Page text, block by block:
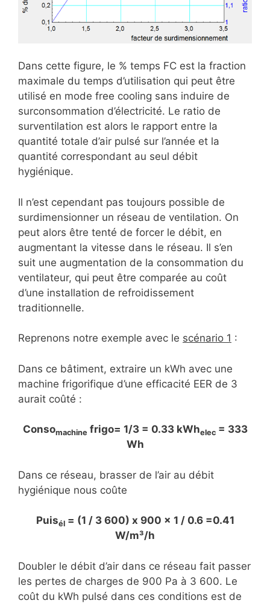
Dans cette figure, le % temps FC est la fraction
maximale du temps d’utilisation qui peut être
utilisé en mode free cooling sans induire de
surconsommation d’électricité. Le ratio de
surventilation est alors le rapport entre la
quantité totale d’air pulsé sur l’année et la
quantité correspondant au seul débit
hygiénique.
Il n’est cependant pas toujours possible de
surdimensionner un réseau de ventilation. On
peut alors être tenté de forcer le débit, en
augmentant la vitesse dans le réseau. Il s’en
suit une augmentation de la consommation du
ventilateur, qui peut être comparée au coût
d’une installation de refroidissement
traditionnelle.
Reprenons notre exemple avec le scénario 1 :
Dans ce bâtiment, extraire un kWh avec une
machine frigorifique d’une efficacité EER de 3
aurait coûté :
Consomachine frigo= 1/3 = 0.33 kWhelec= 333
Wh
Dans ce réseau, brasser de l’air au débit
hygiénique nous coûte
Puisél= (1 / 3 600) x 900 x 1 / 0.6 =0.41
W/m³/h
Doubler le débit d’air dans ce réseau fait passer
les pertes de charges de 900 Pa à 3 600. Le
coût du kWh pulsé dans ces conditions est de